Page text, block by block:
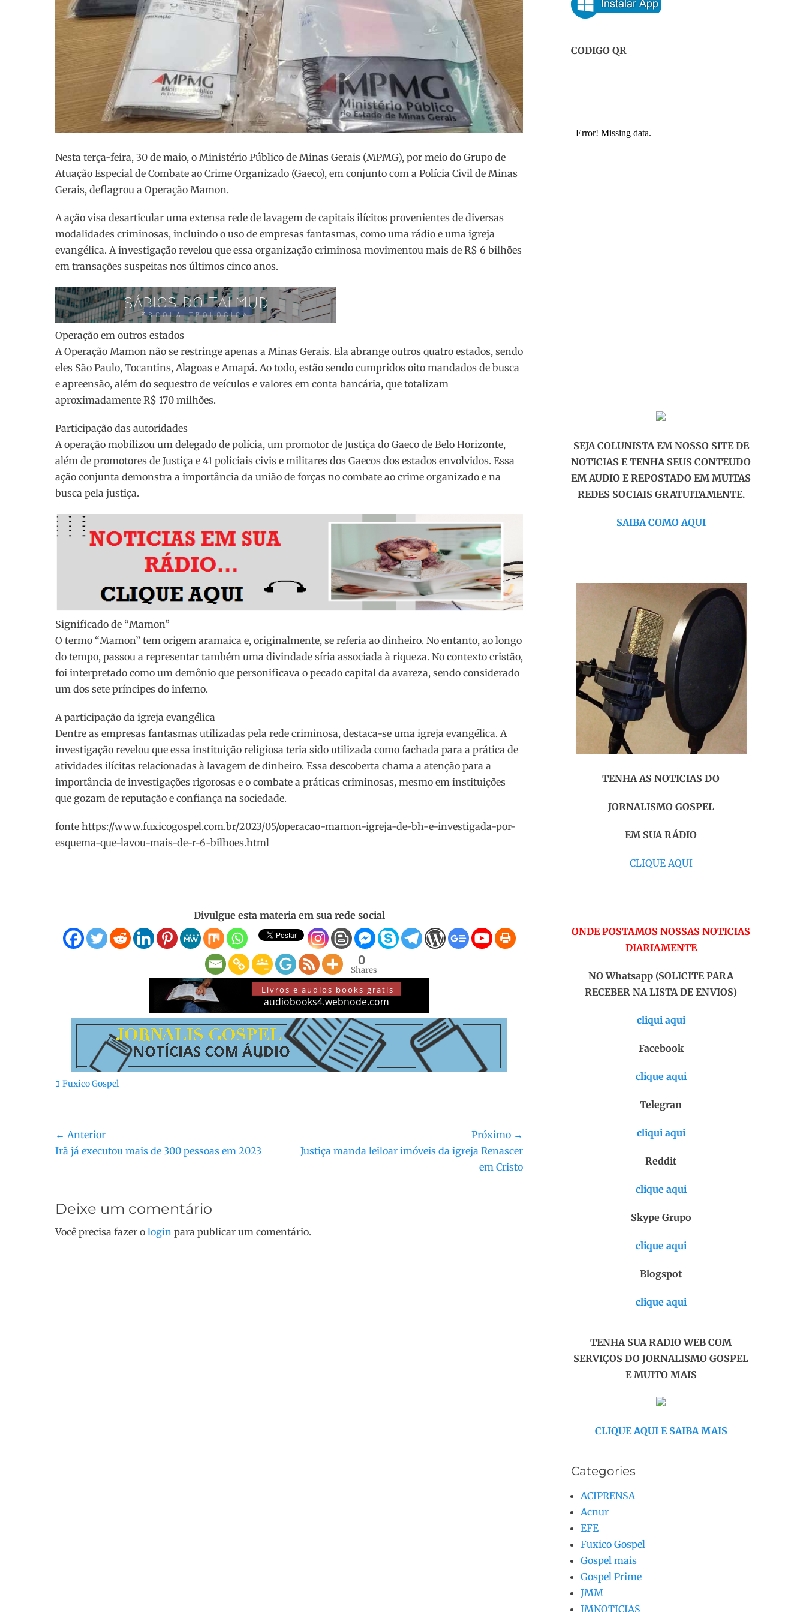
Nesta terça-feira, 30 de maio, o Ministério Público de Minas Gerais (MPMG), por meio do Grupo de
Atuação Especial de Combate ao Crime Organizado (Gaeco), em conjunto com a Polícia Civil de Minas
Gerais, deflagrou a Operação Mamon.
A ação visa desarticular uma extensa rede de lavagem de capitais ilícitos provenientes de diversas
modalidades criminosas, incluindo o uso de empresas fantasmas, como uma rádio e uma igreja
evangélica. A investigação revelou que essa organização criminosa movimentou mais de R$ 6 bilhões
em transações suspeitas nos últimos cinco anos.
Operação em outros estados
A Operação Mamon não se restringe apenas a Minas Gerais. Ela abrange outros quatro estados, sendo
eles São Paulo, Tocantins, Alagoas e Amapá. Ao todo, estão sendo cumpridos oito mandados de busca
e apreensão, além do sequestro de veículos e valores em conta bancária, que totalizam
aproximadamente R$ 170 milhões.
Participação das autoridades
A operação mobilizou um delegado de polícia, um promotor de Justiça do Gaeco de Belo Horizonte,
além de promotores de Justiça e 41 policiais civis e militares dos Gaecos dos estados envolvidos. Essa
ação conjunta demonstra a importância da união de forças no combate ao crime organizado e na
busca pela justiça.
Significado de “Mamon”
O termo “Mamon” tem origem aramaica e, originalmente, se referia ao dinheiro. No entanto, ao longo
do tempo, passou a representar também uma divindade síria associada à riqueza. No contexto cristão,
foi interpretado como um demônio que personificava o pecado capital da avareza, sendo considerado
um dos sete príncipes do inferno.
A participação da igreja evangélica
Dentre as empresas fantasmas utilizadas pela rede criminosa, destaca-se uma igreja evangélica. A
investigação revelou que essa instituição religiosa teria sido utilizada como fachada para a prática de
atividades ilícitas relacionadas à lavagem de dinheiro. Essa descoberta chama a atenção para a
importância de investigações rigorosas e o combate a práticas criminosas, mesmo em instituições
que gozam de reputação e confiança na sociedade.
fonte https://www.fuxicogospel.com.br/2023/05/operacao-mamon-igreja-de-bh-e-investigada-por-
esquema-que-lavou-mais-de-r-6-bilhoes.html
Divulgue esta materia em sua rede social
0
Shares
Categorias:
Fuxico Gospel
Navegação
de
← Anterior
Post
Irã já executou mais de 300 pessoas em 2023
Próximo →
Próximo
Justiça manda leiloar imóveis da igreja Renascer
em Cristo
Deixe um comentário
Você precisa fazer o login para publicar um comentário.
CODIGO QR
SEJA COLUNISTA EM NOSSO SITE DE
NOTICIAS E TENHA SEUS CONTEUDO
EM AUDIO E REPOSTADO EM MUITAS
REDES SOCIAIS GRATUITAMENTE.
SAIBA COMO AQUI
TENHA AS NOTICIAS DO
JORNALISMO GOSPEL
EM SUA RÁDIO
CLIQUE AQUI
ONDE POSTAMOS NOSSAS NOTICIAS
DIARIAMENTE
NO Whatsapp (SOLICITE PARA
RECEBER NA LISTA DE ENVIOS)
cliqui aqui
Facebook
clique aqui
Telegran
cliqui aqui
Reddit
clique aqui
Skype Grupo
clique aqui
Blogspot
clique aqui
TENHA SUA RADIO WEB COM
SERVIÇOS DO JORNALISMO GOSPEL
E MUITO MAIS
CLIQUE AQUI E SAIBA MAIS
Categories
ACIPRENSA
Acnur
EFE
Fuxico Gospel
Gospel mais
Gospel Prime
JMM
JMNOTICIAS